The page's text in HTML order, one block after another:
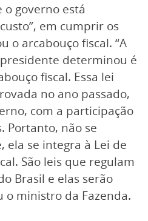
governo está
em cumprir os
o arcabouço fiscal. “A
determinou é
fiscal. Essa lei
no ano passado,
com a participação
Portanto, não se
ela se integra à Lei de
São leis que regulam
Brasil e elas serão
o ministro da Fazenda.